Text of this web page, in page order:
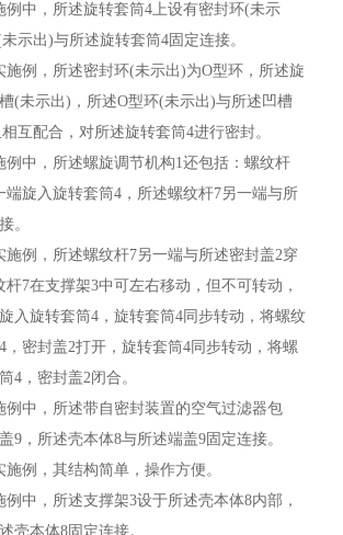
例中，所述旋转套筒4上设有密封环(未示
示出)与所述旋转套筒4固定连接。
施例，所述密封环(未示出)为O型环，所述旋
(未示出)，所述O型环(未示出)与所述凹槽
互配合，对所述旋转套筒4进行密封。
例中，所述螺旋调节机构1还包括：螺纹杆
端旋入旋转套筒4，所述螺纹杆7另一端与所
。
施例，所述螺纹杆7另一端与所述密封盖2穿
7在支撑架3中可左右移动，但不可转动，
入旋转套筒4，旋转套筒4同步转动，将螺纹
，密封盖2打开，旋转套筒4同步转动，将螺
4，密封盖2闭合。
例中，所述带自密封装置的空气过滤器包
9，所述壳本体8与所述端盖9固定连接。
施例，其结构简单，操作方便。
例中，所述支撑架3设于所述壳本体8内部，
壳本体8固定连接。